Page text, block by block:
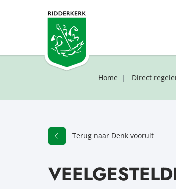
Home Direct
Terug naar Denk vooruit